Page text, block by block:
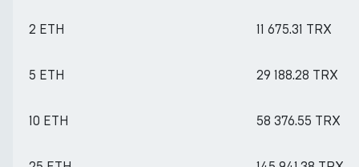
2 ETH 11 675.31 TRX
5 ETH 29 188.28 TRX
10 ETH 58 376.55 TRX